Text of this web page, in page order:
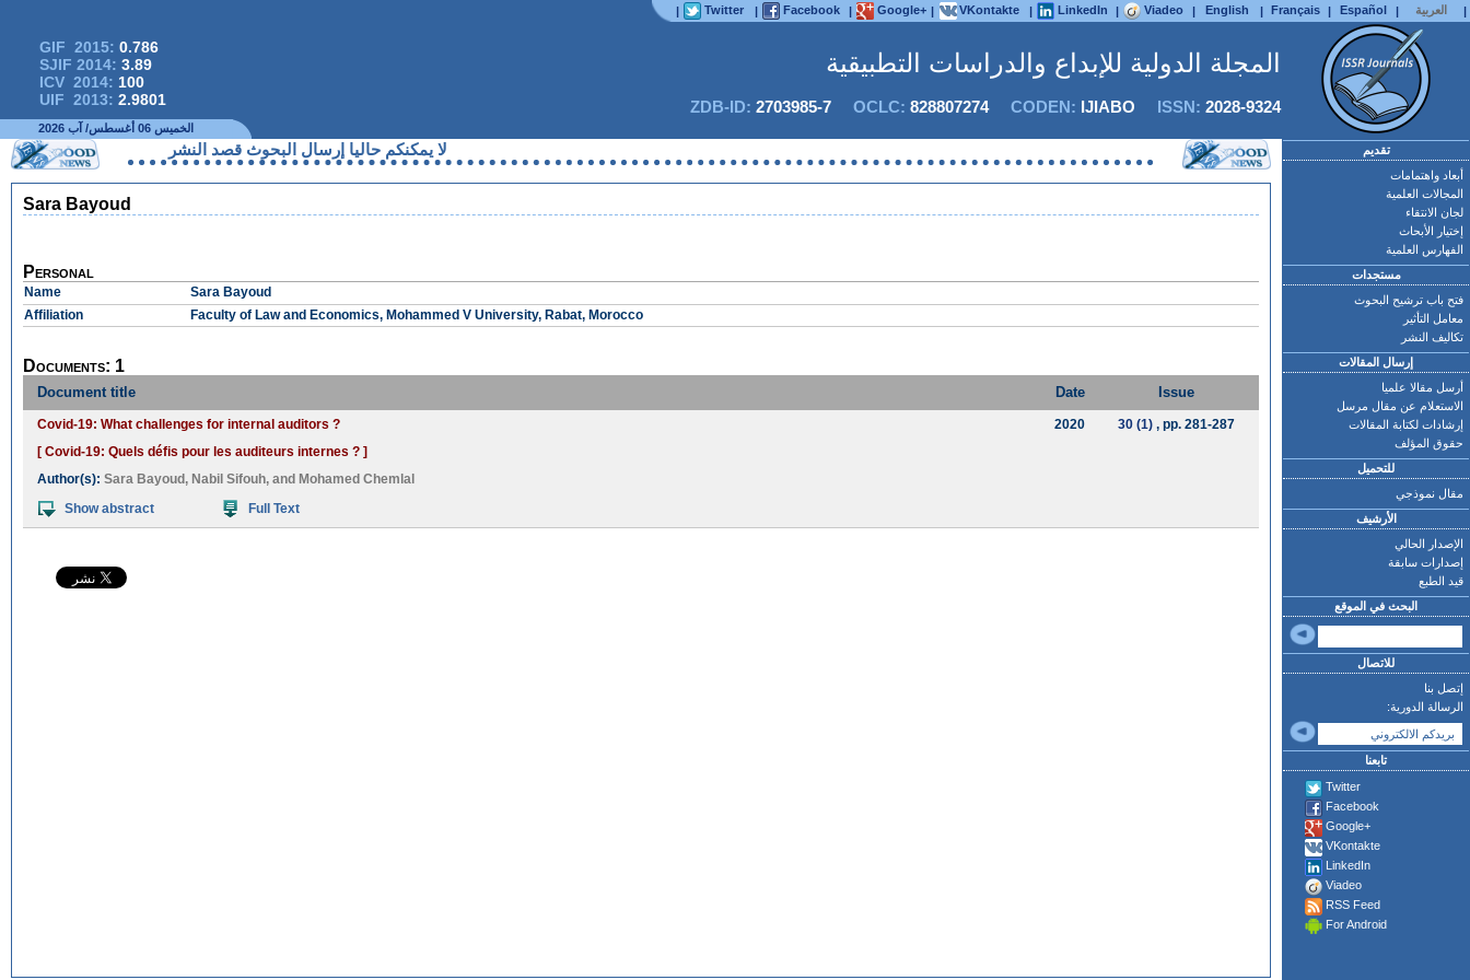
| Twitter | Facebook | Google+ | VKontakte | LinkedIn | Viadeo | English | Français | Español | العربية |
GIF 2015: 0.786
SJIF 2014: 3.89
ICV 2014: 100
UIF 2013: 2.9801
المجلة الدولية للإبداع والدراسات التطبيقية
ZDB-ID: 2703985-7 OCLC: 828807274CODEN: IJIABO ISSN: 2028-9324
الخميس 06 أغسطس/ آب 2026
لا يمكنكم حاليا إرسال البحوث قصد النشر
Sara Bayoud
Personal
Name
Sara Bayoud
Affiliation
Faculty of Law and Economics, Mohammed V University, Rabat, Morocco
Documents: 1
Document title Date Issue
Covid-19: What challenges for internal auditors ?
[ Covid-19: Quels défis pour les auditeurs internes ? ]
Author(s): Sara Bayoud , Nabil Sifouh, and Mohamed Chemlal
Show abstract
Full Text
2020 30 (1), pp. 281-287
تقديم
أبعاد واهتمامات
المجالات العلمية
لجان الانتقاء
إختيار الأبحاث
الفهارس العلمية
مستجدات
فتح باب ترشيح البحوث
معامل التأثير
تكاليف النشر
إرسال المقالات
أرسل مقالا علميا
الاستعلام عن مقال مرسل
إرشادات لكتابة المقالات
حقوق المؤلف
للتحميل
مقال نموذجي
الأرشيف
الإصدار الحالي
إصدارات سابقة
قيد الطبع
البحث في الموقع
للاتصال
إتصل بنا
الرسالة الدورية:
تابعنا
Twitter
Facebook
Google+
VKontakte
LinkedIn
Viadeo
RSS Feed
For Android